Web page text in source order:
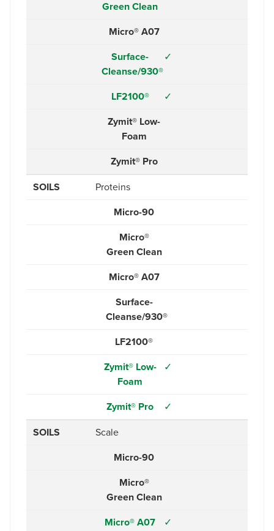
Green Clean
Micro® A07
Surface-
Cleanse/930®
✓
LF2100® ✓
Zymit® Low-
Foam
Zymit® Pro
SOILS Proteins
Micro-90
Micro®
Green Clean
Micro® A07
Surface-
Cleanse/930®
LF2100®
Zymit® Low-
Foam
✓
Zymit® Pro ✓
SOILS Scale
Micro-90
Micro®
Green Clean
Micro® A07 ✓